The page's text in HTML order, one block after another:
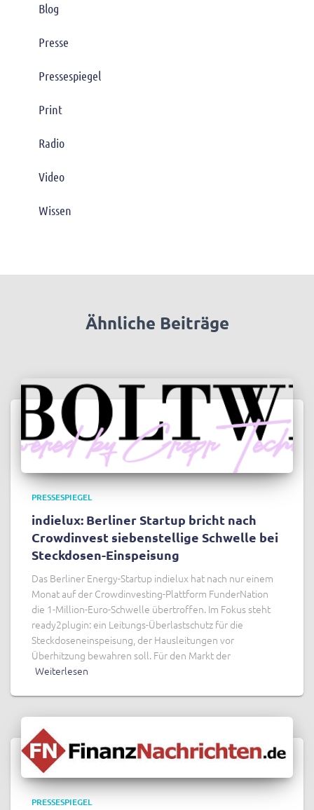
Blog
Presse
Pressespiegel
Print
Radio
Video
Wissen
Ähnliche Beiträge
PRESSESPIEGEL
indielux: Berliner Startup bricht nach
Crowdinvest siebenstellige Schwelle bei
Steckdosen-Einspeisung
Das Berliner Energy-Startup indielux hat nach nur einem
Monat auf der Crowdinvesting-Plattform FunderNation
die 1-Million-Euro-Schwelle übertroffen. Im Fokus steht
ready2plugin: ein Leitungs-Überlastschutz für die
Steckdoseneinspeisung, der Hausleitungen vor
Überhitzung bewahren soll. Für den Markt der
Weiterlesen
PRESSESPIEGEL